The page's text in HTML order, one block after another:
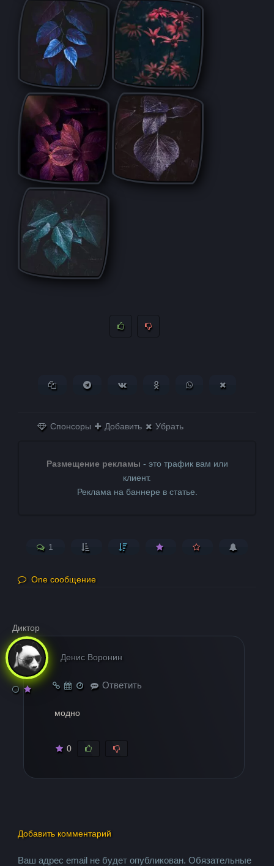
Копировать ссылкуПоделиться в Telegram
Поделиться ВКонтактеПоделиться в
Поделиться в
Спонсоры Добавить Убрать
Размещение рекламы - это трафик вам или
клиент.
Реклама на баннере в статье.
1
One сообщение
Диктор
Денис Воронин
Ответить
модно
0
Добавить комментарий
Ваш адрес email не будет опубликован. Обязательные